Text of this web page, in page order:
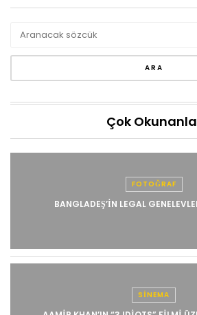
Çok
FOTOĞRAF
BANGLADEŞ’IN LEGAL
SINEMA